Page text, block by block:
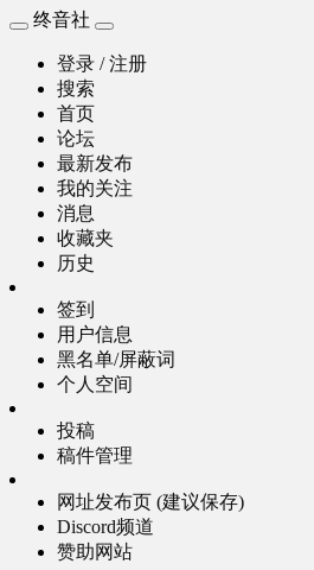
终音社
登录 / 注册
搜索
首页
论坛
最新发布
我的关注
消息
收藏夹
历史
签到
用户信息
黑名单/屏蔽词
个人空间
投稿
稿件管理
网址发布页 (建议保存)
Discord频道
赞助网站